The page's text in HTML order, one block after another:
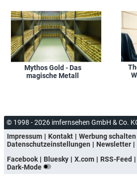
Mythos Gold - Das
magische Metall
© 1998 - 2026 imfernsehen GmbH & Co.
Impressum
Kontakt Werbung schalten
Datenschutzeinstellungen
Newsletter
Facebook
Bluesky X.com RSS-Feed
Dark-Mode